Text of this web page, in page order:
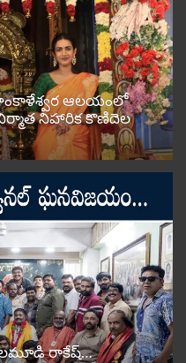
ఆలయంలో
నిహారిక కొణిదెల
రాకేష్‌…